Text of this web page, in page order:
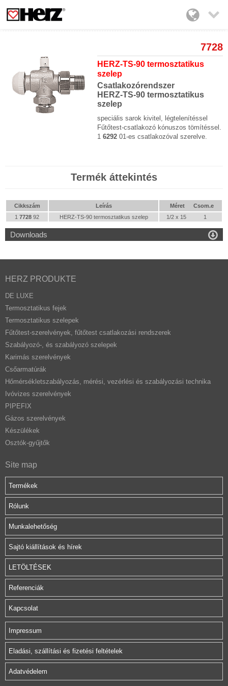

7728
HERZ-TS-90 termosztatikus
szelep
Csatlakozórendszer
HERZ-TS-90 termosztatikus
szelep
speciális sarok kivitel, légtelenítéssel
Fűtőtest-csatlakozó kónuszos tömítéssel.
1629201-es csatlakozóval szerelve.
Termék áttekintés
Cikkszám Leírás Méret
Csom.e
1 7728 92 HERZ-TS-90 termosztatikus szelep 1/2 x 15 1
Downloads 
HERZ PRODUKTE
DE LUXE
Termosztatikus fejek
Termosztatikus szelepek
Fűtőtest-szerelvények, fűtőtest csatlakozási rendszerek
Szabályozó-, és szabályozó szelepek
Karimás szerelvények
Csőarmatúrák
Hőmérsékletszabályozás, mérési, vezérlési és szabályozási technika
Ivóvizes szerelvények
PIPEFIX
Gázos szerelvények
Készülékek
Osztók-gyűjtők
Site map
Termékek
Rólunk
Munkalehetőség
Sajtó kiállítások és hírek
LETÖLTÉSEK
Referenciák
Kapcsolat
Impressum
Eladási, szállítási és fizetési feltételek
Adatvédelem